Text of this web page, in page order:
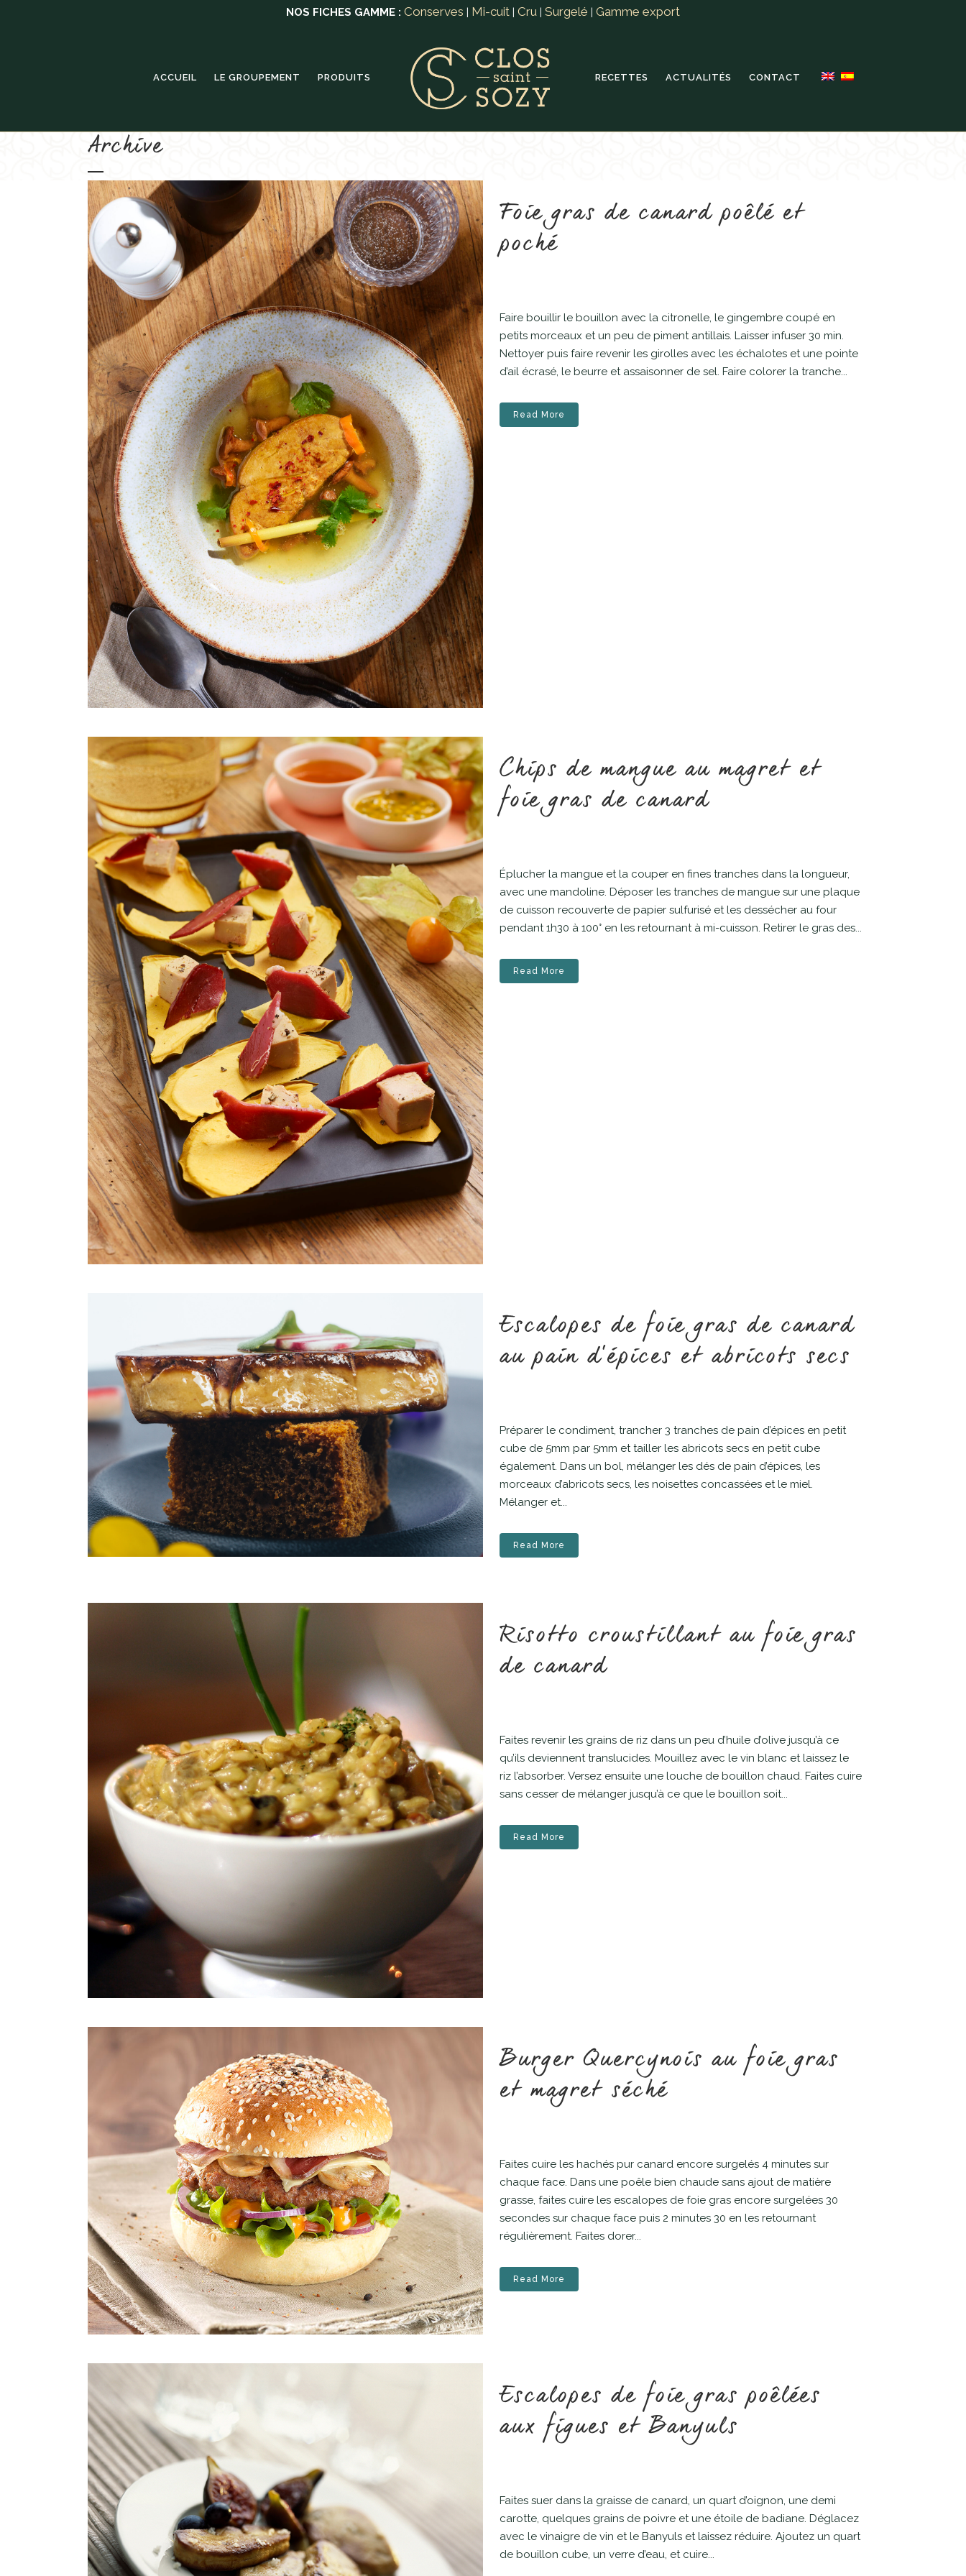
NOS FICHES GAMME : Conserves | Mi-cuit | Cru | Surgelé | Gamme export
ACCUEIL LE GROUPEMENT PRODUITS RECETTES ACTUALITÉS CONTACT
Archive
Foie gras de canard poêlé et
poché
Faire bouillir le bouillon avec la citronelle, le gingembre coupé en
petits morceaux et un peu de piment antillais. Laisser infuser 30 min.
Nettoyer puis faire revenir les girolles avec les échalotes et une pointe
d’ail écrasé, le beurre et assaisonner de sel. Faire colorer la tranche...
Read More
Chips de mangue au magret et
foie gras de canard
Éplucher la mangue et la couper en fines tranches dans la longueur,
avec une mandoline. Déposer les tranches de mangue sur une plaque
de cuisson recouverte de papier sulfurisé et les dessécher au four
pendant 1h30 à 100° en les retournant à mi-cuisson. Retirer le gras des...
Read More
Escalopes de foie gras de canard
au pain d’épices et abricots secs
Préparer le condiment, trancher 3 tranches de pain d’épices en petit
cube de 5mm par 5mm et tailler les abricots secs en petit cube
également. Dans un bol, mélanger les dés de pain d’épices, les
morceaux d’abricots secs, les noisettes concassées et le miel.
Mélanger et...
Read More
Risotto croustillant au foie gras
de canard
Faites revenir les grains de riz dans un peu d’huile d’olive jusqu’à ce
qu’ils deviennent translucides. Mouillez avec le vin blanc et laissez le
riz l’absorber. Versez ensuite une louche de bouillon chaud. Faites cuire
sans cesser de mélanger jusqu’à ce que le bouillon soit...
Read More
Burger Quercynois au foie gras
et magret séché
Faites cuire les hachés pur canard encore surgelés 4 minutes sur
chaque face. Dans une poêle bien chaude sans ajout de matière
grasse, faites cuire les escalopes de foie gras encore surgelées 30
secondes sur chaque face puis 2 minutes 30 en les retournant
régulièrement. Faites dorer...
Read More
Escalopes de foie gras poêlées
aux figues et Banyuls
Faites suer dans la graisse de canard, un quart d’oignon, une demi
carotte, quelques grains de poivre et une étoile de badiane. Déglacez
avec le vinaigre de vin et le Banyuls et laissez réduire. Ajoutez un quart
de bouillon cube, un verre d’eau, et cuire...